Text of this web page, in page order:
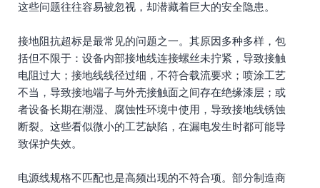
这些问题往往容易被忽视，却潜藏着巨大的安全隐患。
接地阻抗超标是最常见的问题之一。其原因多种多样，包
括但不限于：设备内部接地线连接螺丝未拧紧，导致接触
电阻过大；接地线线径过细，不符合载流要求；喷涂工艺
不当，导致接地端子与外壳接触面之间存在绝缘漆层；或
者设备长期在潮湿、腐蚀性环境中使用，导致接地线锈蚀
断裂。这些看似微小的工艺缺陷，在漏电发生时都可能导
致保护失效。
电源线规格不匹配也是高频出现的不符合项。部分制造商